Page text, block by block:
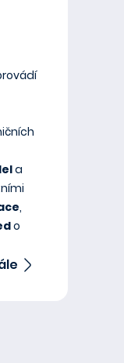
a
,
o